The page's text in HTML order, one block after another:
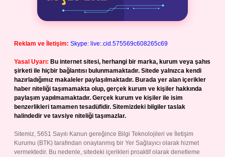
Reklam ve İletişim: Skype: live:.cid.575569c608265c69
Yasal Uyarı: Bu internet sitesi, herhangi bir marka, kurum veya şahıs
şirketi ile hiçbir bağlantısı bulunmamaktadır. Sitede yalnızca kendi
hazırladığımız makaleler paylaşılmaktadır. Burada yer alan içerikler
haber niteliği taşımamakta olup, gerçek kurum ve kişiler hakkında
paylaşım yapılmamaktadır. Gerçek kurum ve kişiler ile isim
benzerlikleri tamamen tesadüfidir. Sitemizdeki bilgiler taslak
halindedir ve tavsiye niteliği taşımazlar.
Sitemiz, 5651 Sayılı Kanun gereğince Bilgi Teknolojileri ve İletişim
Kurumu (BTK) tarafından onaylanmış bir Yer Sağlayıcı olarak hizmet
vermektedir. Bu nedenle, sitedeki içerikleri proaktif olarak denetleme